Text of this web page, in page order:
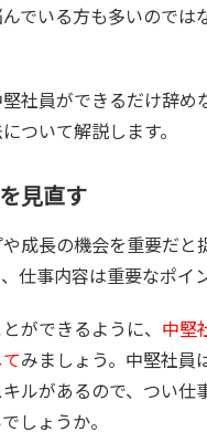
でいる方も多いのでは
社員ができるだけ辞め
ついて解説します。
見直す
成長の機会を重要だと
仕事内容は重要なポイ
ができるように、 中堅
みましょう。中堅社員
ルがあるので、つい仕
しょうか。